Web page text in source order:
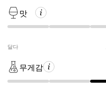
맛
달다
무게감